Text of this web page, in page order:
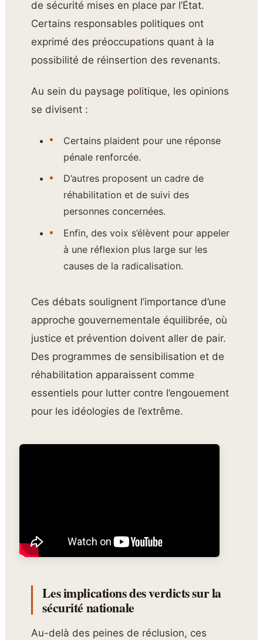
de sécurité mises en place par l’État.
Certains responsables politiques ont
exprimé des préoccupations quant à la
possibilité de réinsertion des revenants.
Au sein du paysage politique, les opinions
se divisent :
Certains plaident pour une réponse
pénale renforcée.
D’autres proposent un cadre de
réhabilitation et de suivi des
personnes concernées.
Enfin, des voix s’élèvent pour appeler
à une réflexion plus large sur les
causes de la radicalisation.
Ces débats soulignent l’importance d’une
approche gouvernementale équilibrée, où
justice et prévention doivent aller de pair.
Des programmes de sensibilisation et de
réhabilitation apparaissent comme
essentiels pour lutter contre l’engouement
pour les idéologies de l’extrême.
Les implications des verdicts sur la
sécurité nationale
Au-delà des peines de réclusion, ces